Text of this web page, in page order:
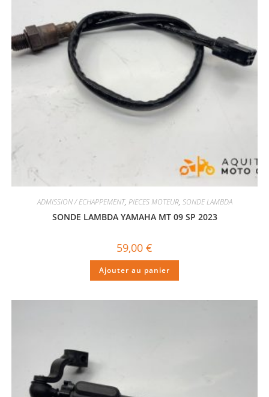
ADMISSION / ECHAPPEMENT, PIECES MOTEUR, SONDE LAMBDA
SONDE LAMBDA YAMAHA MT 09 SP 2023
59,00 €
Ajouter au panier